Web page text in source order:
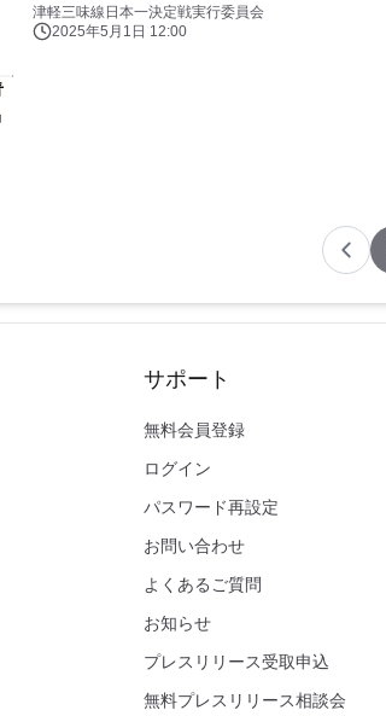
津軽三味線日本一決定戦実行委員会
2025年5月1日 12:00
サポート
無料会員登録
ログイン
パスワード再設定
お問い合わせ
よくあるご質問
お知らせ
プレスリリース受取申込
無料プレスリリース相談会